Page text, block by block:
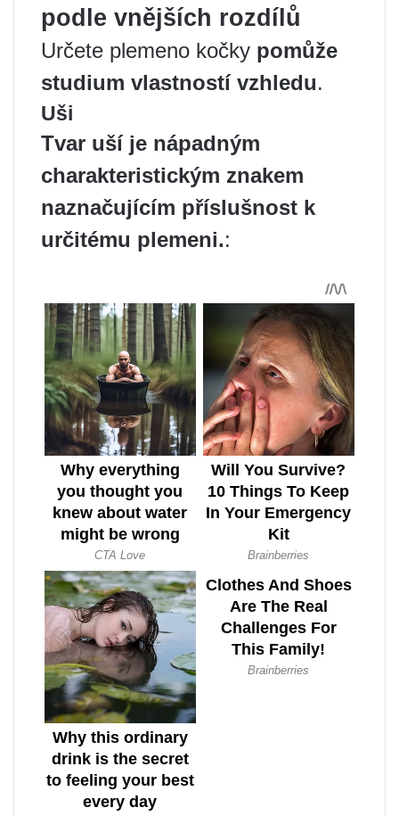
podle vnějších rozdílů
Určete plemeno kočky pomůže
studium vlastností vzhledu.
Uši
Tvar uší je nápadným
charakteristickým znakem
naznačujícím příslušnost k
určitému plemeni.: